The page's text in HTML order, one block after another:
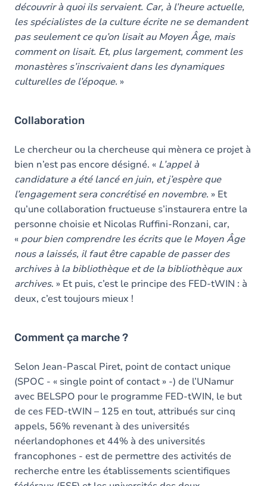
découvrir à quoi ils servaient. Car, à l’heure actuelle,
les spécialistes de la culture écrite ne se demandent
pas seulement ce qu’on lisait au Moyen Âge, mais
comment on lisait. Et, plus largement, comment les
monastères s’inscrivaient dans les dynamiques
culturelles de l’époque. »
Collaboration
Le chercheur ou la chercheuse qui mènera ce projet à
bien n’est pas encore désigné. « L’appel à
candidature a été lancé en juin, et j’espère que
l’engagement sera concrétisé en novembre. » Et
qu’une collaboration fructueuse s’instaurera entre la
personne choisie et Nicolas Ruffini-Ronzani, car,
« pour bien comprendre les écrits que le Moyen Âge
nous a laissés, il faut être capable de passer des
archives à la bibliothèque et de la bibliothèque aux
archives. » Et puis, c’est le principe des FED-tWIN : à
deux, c’est toujours mieux !
Comment ça marche ?
Selon Jean-Pascal Piret, point de contact unique
(SPOC - « single point of contact » -) de l’UNamur
avec BELSPO pour le programme FED-tWIN, le but
de ces FED-tWIN – 125 en tout, attribués sur cinq
appels, 56% revenant à des universités
néerlandophones et 44% à des universités
francophones - est de permettre des activités de
recherche entre les établissements scientifiques